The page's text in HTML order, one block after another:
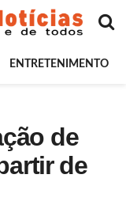
ENTRETENIMENTO
de
de